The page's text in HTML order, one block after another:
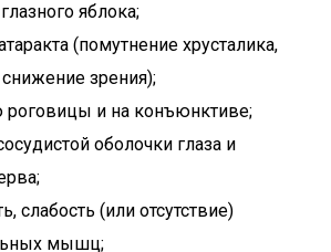
яблока;
(помутнение хрусталика,
зрения);
роговицы и на конъюнктиве;
оболочки глаза и
слабость (или отсутствие)
мышц;